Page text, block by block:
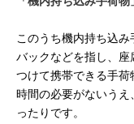
このうち機内持ち込
バックなどを指し、座
つけて携帯できる手荷
時間の必要がないう
ったりです。